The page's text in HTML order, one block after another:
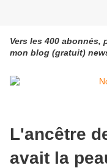
Vers les 400 abonnés,
mon blog (gratuit)
L'ancêtre
avait la